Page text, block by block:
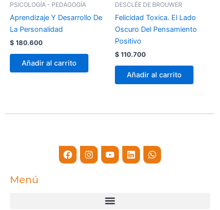
PSICOLOGÍA - PEDAGOGÍA
Aprendizaje Y Desarrollo De
La Personalidad
$ 180.600
Añadir al carrito
DESCLÉE DE BROUWER
Felicidad Toxica. El Lado
Oscuro Del Pensamiento
Positivo
$ 110.700
Añadir al carrito
FacebookInstagram
YoutubeLinkedinWhatsapp
Menú